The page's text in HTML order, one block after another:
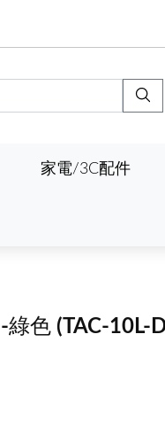
家電/3C配件
綠色 (TAC-10L-